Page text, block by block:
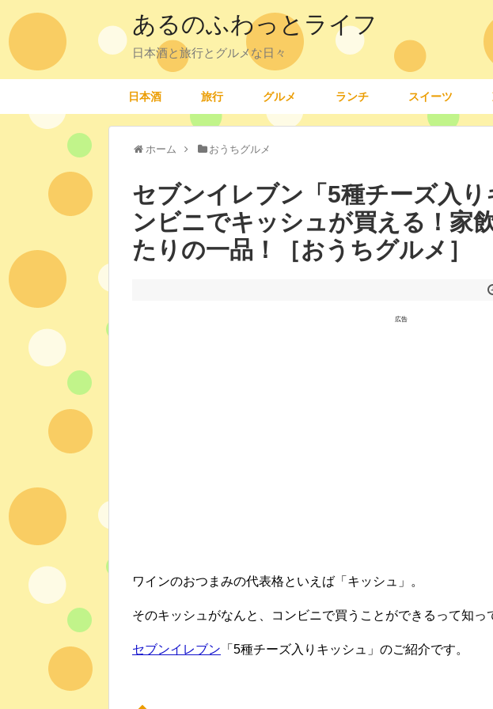
あるのふわっとライフ
日本酒と旅行とグルメな日々
日本酒 旅行 グルメ ランチ スイーツ
ホーム おうちグルメ
セブンイレブン「5種チーズ入
ンビニでキッシュが買える！家
たりの一品！［おうちグルメ］
広告
ワインのおつまみの代表格といえば「キッシュ」。
そのキッシュがなんと、コンビニで買うことができるって知っ
セブンイレブン 「5種チーズ入りキッシュ」のご紹介です。